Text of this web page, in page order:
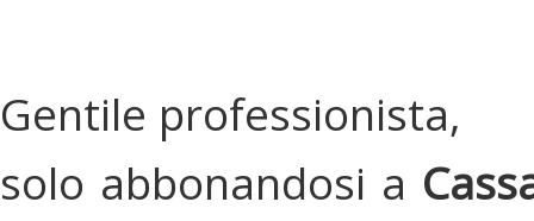
Gentile professionista,
solo abbonandosi a